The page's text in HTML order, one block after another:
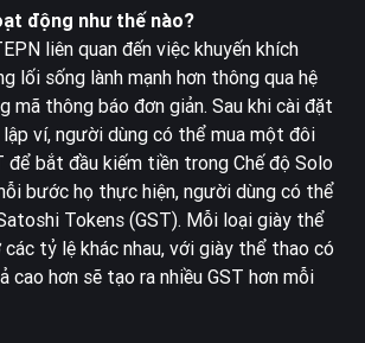
động như thế nào?
liên quan đến việc khuyến khích
lối sống lành mạnh hơn thông qua hệ
mã thông báo đơn giản. Sau khi cài đặt
ví, người dùng có thể mua một đôi
để bắt đầu kiếm tiền trong Chế độ Solo
bước họ thực hiện, người dùng có thể
Tokens (GST). Mỗi loại giày thể
tỷ lệ khác nhau, với giày thể thao có
cao hơn sẽ tạo ra nhiều GST hơn mỗi